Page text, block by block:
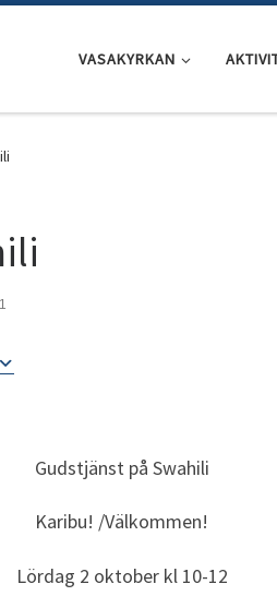
VASAKYRKAN
Gudstjänst på Swahili
Karibu! /Välkommen!
Lördag 2 oktober kl 10-12